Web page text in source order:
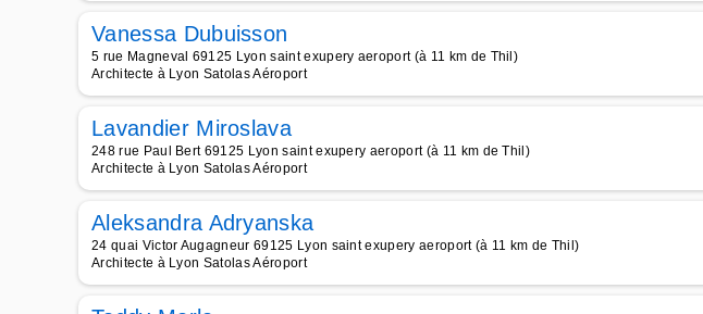
Vanessa Dubuisson
5 rue Magneval 69125 Lyon saint exupery aeroport (à 11 km de Thil)
Architecte à Lyon Satolas Aéroport
Lavandier Miroslava
248 rue Paul Bert 69125 Lyon saint exupery aeroport (à 11 km de Thil)
Architecte à Lyon Satolas Aéroport
Aleksandra Adryanska
24 quai Victor Augagneur 69125 Lyon saint exupery aeroport (à 11 km de Thil)
Architecte à Lyon Satolas Aéroport